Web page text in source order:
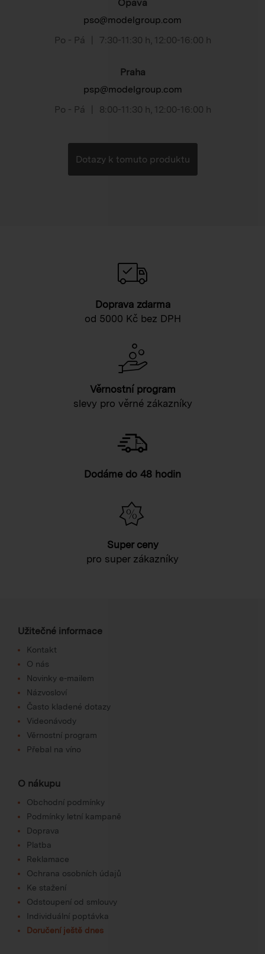
Opava
pso@modelgroup.com
Po - Pá
7:30-11:30 h 12:00-16:00 h
Praha
psp@modelgroup.com
Po - Pá
8:00-11:30 h 12:00-16:00 h
Dotazy k tomuto produktu
Doprava zdarma
od 5000 Kč bez DPH
Věrnostní program
slevy pro věrné zákazníky
Dodáme do 48 hodin
Super ceny
pro super zákazníky
Užitečné informace
Kontakt
O nás
Novinky e-mailem
Názvosloví
Často kladené dotazy
Videonávody
Věrnostní program
Přebal na víno
O nákupu
Obchodní podmínky
Podmínky letní kampaně
Doprava
Platba
Reklamace
Ochrana osobních údajů
Ke stažení
Odstoupení od smlouvy
Individuální poptávka
Doručení ještě dnes